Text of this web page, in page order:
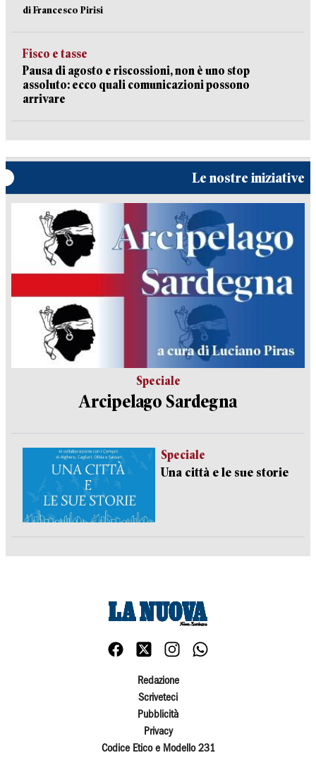
di Francesco Pirisi
Fisco e tasse
Pausa di agosto e riscossioni, non è uno stop
assoluto: ecco quali comunicazioni possono
arrivare
Le nostre iniziative
Speciale
Arcipelago Sardegna
Speciale
Una città e le sue storie
Redazione
Scriveteci
Pubblicità
Privacy
Codice Etico e Modello 231